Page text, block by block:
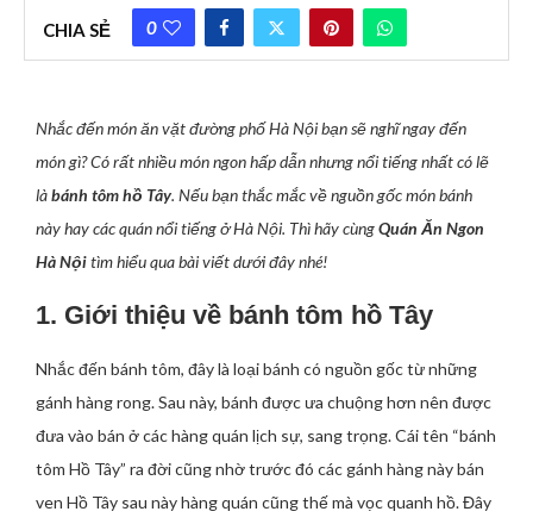
CHIA SẺ 0
Nhắc đến món ăn vặt đường phố Hà Nội bạn sẽ nghĩ ngay đến
món gì? Có rất nhiều món ngon hấp dẫn nhưng nổi tiếng nhất có lẽ
làbánh tôm hồ Tây. Nếu bạn thắc mắc về nguồn gốc món bánh
này hay các quán nổi tiếng ở Hà Nội. Thì hãy cùngQuán Ăn Ngon
Hà Nộitìm hiểu qua bài viết dưới đây nhé!
1. Giới thiệu về bánh tôm hồ Tây
Nhắc đến bánh tôm, đây là loại bánh có nguồn gốc từ những
gánh hàng rong. Sau này, bánh được ưa chuộng hơn nên được
đưa vào bán ở các hàng quán lịch sự, sang trọng. Cái tên “bánh
tôm Hồ Tây” ra đời cũng nhờ trước đó các gánh hàng này bán
ven Hồ Tây sau này hàng quán cũng thế mà vọc quanh hồ. Đây